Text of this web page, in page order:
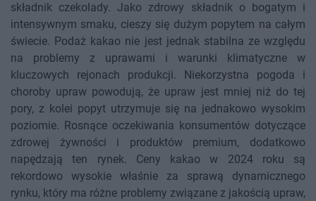
składnik czekolady. Jako zdrowy składnik o bogatym i
intensywnym smaku, cieszy się dużym popytem na całym
świecie. Podaż kakao nie jest jednak stabilna ze względu
na problemy z uprawami i warunki klimatyczne w
kluczowych rejonach produkcji. Niekorzystna pogoda i
choroby upraw powodują, że upraw jest mniej niż do tej
pory, z kolei popyt utrzymuje się na jednakowo wysokim
poziomie. Rosnące oczekiwania konsumentów dotyczące
zdrowej żywności i produktów premium, dodatkowo
napędzają ten rynek. Ceny kakao w 2024 roku są
rekordowo wysokie właśnie za sprawą dynamicznego
rynku, który ma różne problemy związane z jakością upraw,